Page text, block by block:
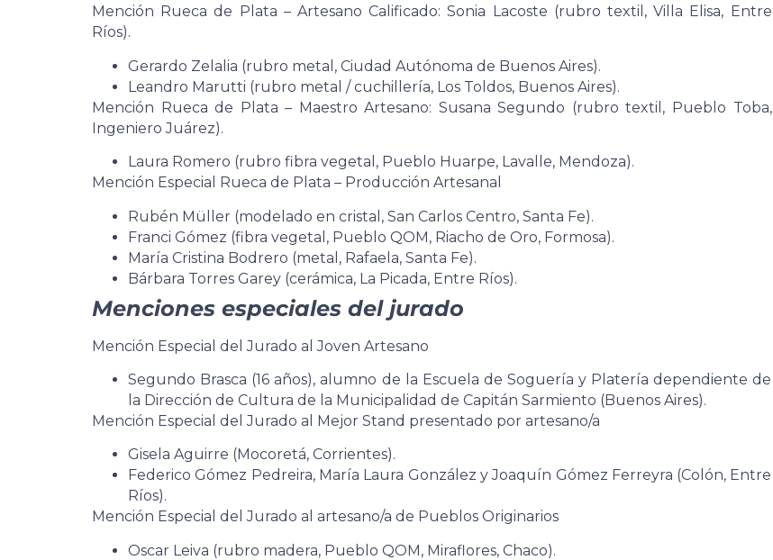
Mención Rueca de Plata – Artesano Calificado: Sonia Lacoste (rubro textil, Villa Elisa, Entre
Ríos).
Gerardo Zelalia (rubro metal, Ciudad Autónoma de Buenos Aires).
Leandro Marutti (rubro metal / cuchillería, Los Toldos, Buenos Aires).
Mención Rueca de Plata – Maestro Artesano: Susana Segundo (rubro textil, Pueblo Toba,
Ingeniero Juárez).
Laura Romero (rubro fibra vegetal, Pueblo Huarpe, Lavalle, Mendoza).
Mención Especial Rueca de Plata – Producción Artesanal
Rubén Müller (modelado en cristal, San Carlos Centro, Santa Fe).
Franci Gómez (fibra vegetal, Pueblo QOM, Riacho de Oro, Formosa).
María Cristina Bodrero (metal, Rafaela, Santa Fe).
Bárbara Torres Garey (cerámica, La Picada, Entre Ríos).
Menciones especiales del jurado
Mención Especial del Jurado al Joven Artesano
Segundo Brasca (16 años), alumno de la Escuela de Soguería y Platería dependiente de
la Dirección de Cultura de la Municipalidad de Capitán Sarmiento (Buenos Aires).
Mención Especial del Jurado al Mejor Stand presentado por artesano/a
Gisela Aguirre (Mocoretá, Corrientes).
Federico Gómez Pedreira, María Laura González y Joaquín Gómez Ferreyra (Colón, Entre
Ríos).
Mención Especial del Jurado al artesano/a de Pueblos Originarios
Oscar Leiva (rubro madera, Pueblo QOM, Miraflores, Chaco).